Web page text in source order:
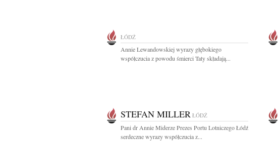
ŁÓDŹ
Annie Lewandowskiej wyrazy głębokiego
współczucia z powodu śmierci Taty składają...
STEFAN MILLER ŁÓDŹ
Pani dr Annie Miderze Prezes Portu Lotniczego Łódź
serdeczne wyrazy współczucia z...